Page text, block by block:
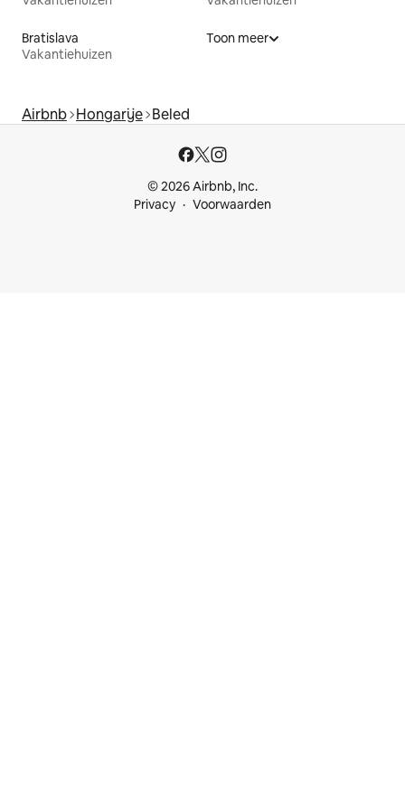
Bratislava
Vakantiehuizen
Toon meer
Airbnb Hongarije Beled
© 2026 Airbnb, Inc.
Privacy
Voorwaarden